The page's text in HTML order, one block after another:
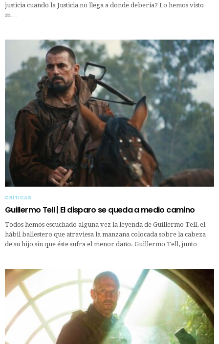
justicia cuando la Justicia no llega a donde debería? Lo hemos visto
m…
CRÍTICAS
Guillermo Tell | El disparo se queda a medio camino
Todos hemos escuchado alguna vez la leyenda de Guillermo Tell, el
hábil ballestero que atraviesa la manzana colocada sobre la cabeza
de su hijo sin que éste sufra el menor daño. Guillermo Tell, junto …